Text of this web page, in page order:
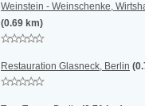
Weinstein - Weinschenke,
(0.69 km)
Restauration Glasneck, Berlin